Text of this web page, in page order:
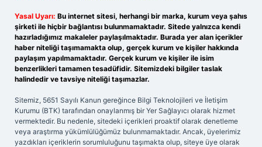
Yasal Uyarı: Bu internet sitesi, herhangi bir marka, kurum veya şahıs
şirketi ile hiçbir bağlantısı bulunmamaktadır. Sitede yalnızca kendi
hazırladığımız makaleler paylaşılmaktadır. Burada yer alan içerikler
haber niteliği taşımamakta olup, gerçek kurum ve kişiler hakkında
paylaşım yapılmamaktadır. Gerçek kurum ve kişiler ile isim
benzerlikleri tamamen tesadüfidir. Sitemizdeki bilgiler taslak
halindedir ve tavsiye niteliği taşımazlar.
Sitemiz, 5651 Sayılı Kanun gereğince Bilgi Teknolojileri ve İletişim
Kurumu (BTK) tarafından onaylanmış bir Yer Sağlayıcı olarak hizmet
vermektedir. Bu nedenle, sitedeki içerikleri proaktif olarak denetleme
veya araştırma yükümlülüğümüz bulunmamaktadır. Ancak, üyelerimiz
yazdıkları içeriklerin sorumluluğunu taşımakta olup, siteye üye olarak